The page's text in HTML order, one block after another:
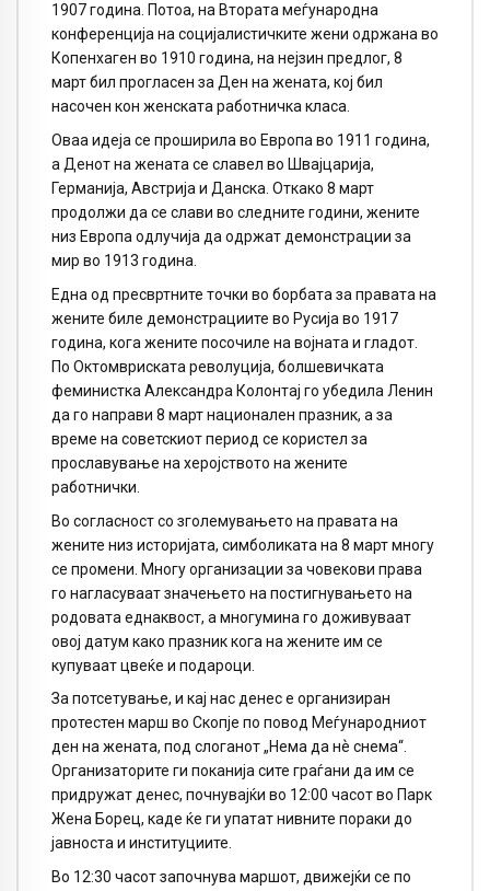
1907 година. Потоа, на Втората меѓународна
конференција на социјалистичките жени одржана во
Копенхаген во 1910 година, на нејзин предлог, 8
март бил прогласен за Ден на жената, кој бил
насочен кон женската работничка класа.
Оваа идеја се проширила во Европа во 1911 година,
а Денот на жената се славел во Швајцарија,
Германија, Австрија и Данска. Откако 8 март
продолжи да се слави во следните години, жените
низ Европа одлучија да одржат демонстрации за
мир во 1913 година.
Една од пресвртните точки во борбата за правата на
жените биле демонстрациите во Русија во 1917
година, кога жените посочиле на војната и гладот.
По Октомвриската револуција, болшевичката
феминистка Александра Колонтај го убедила Ленин
да го направи 8 март национален празник, а за
време на советскиот период се користел за
прославување на херојството на жените
работнички.
Во согласност со зголемувањето на правата на
жените низ историјата, симболиката на 8 март многу
се промени. Многу организации за човекови права
го нагласуваат значењето на постигнувањето на
родовата еднаквост, а многумина го доживуваат
овој датум како празник кога на жените им се
купуваат цвеќе и подароци.
За потсетување, и кај нас денес е организиран
протестен марш во Скопје по повод Меѓународниот
ден на жената, под слоганот „Нема да нѐ снема“.
Организаторите ги поканија сите граѓани да им се
придружат денес, почнувајќи во 12:00 часот во Парк
Жена Борец, каде ќе ги упатат нивните пораки до
јавноста и институциите.
Во 12:30 часот започнува маршот, движејќи се по